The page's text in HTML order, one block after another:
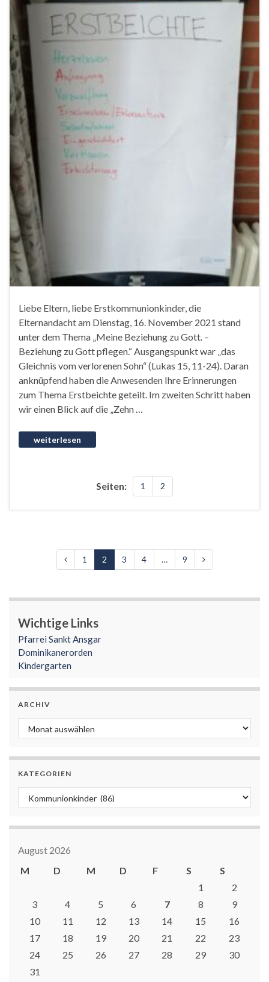
Liebe Eltern, liebe Erstkommunionkinder, die
Elternandacht am Dienstag, 16. November 2021 stand
unter dem Thema „Meine Beziehung zu Gott. –
Beziehung zu Gott pflegen.“ Ausgangspunkt war „das
Gleichnis vom verlorenen Sohn“ (Lukas 15, 11-24). Daran
anknüpfend haben die Anwesenden Ihre Erinnerungen
zum Thema Erstbeichte geteilt. Im zweiten Schritt haben
wir einen Blick auf die „Zehn …
Seiten: 1 2
1 2 3 4 … 9
Wichtige Links
Pfarrei Sankt Ansgar
Dominikanerorden
Kindergarten
ARCHIV
Archiv
KATEGORIEN
Kategorien
August 2026
M
D M D F S
S
1
2
3
4 5 6 7 8
9
10
11 12 13 14 15
16
17
18 19 20 21 22
23
24
25 26 27 28 29
30
31